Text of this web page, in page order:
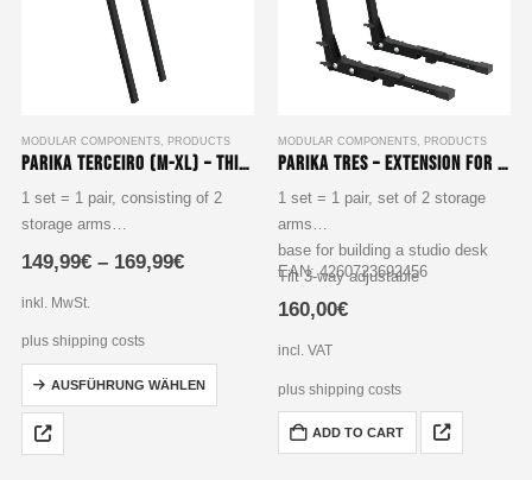
MODULAR COMPONENTS, PRODUCTS
Parika Terceiro (M-XL) – Third-Fourth-Tier Keyboard Stand Assembly
1 set = 1 pair, consisting of 2
storage arms
3rd level or up to a 4th level
Tilt 8-way adjustable
149,99€– 169,99€
inkl. MwSt.
plus shipping costs
AUSFÜHRUNG WÄHLEN
Dieses
Produkt
weist
mehrere
MODULAR COMPONENTS, PRODUCTS
Parika Tres – Extension for Studio Table
1 set = 1 pair, set of 2 storage
arms
base for building a studio desk
Tilt 3-way adjustable
Arm length up to 612 mm
EAN: 4260723692456
160,00€
incl. VAT
plus shipping costs
ADD TO CART